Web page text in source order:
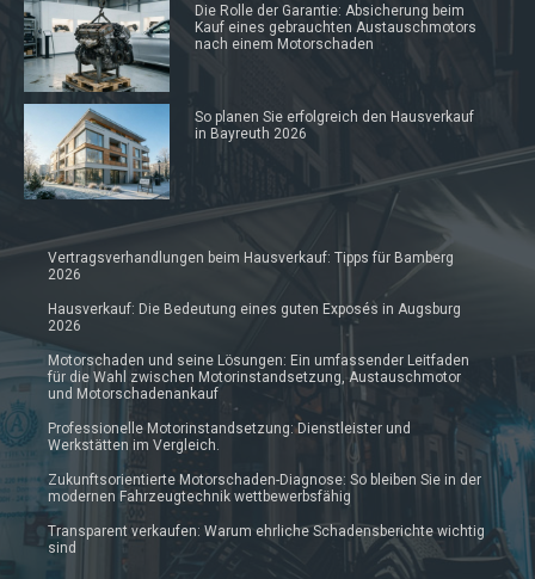
Die Rolle der Garantie: Absicherung beim
Kauf eines gebrauchten Austauschmotors
nach einem Motorschaden
So planen Sie erfolgreich den Hausverkauf
in Bayreuth 2026
Vertragsverhandlungen beim Hausverkauf: Tipps für Bamberg
2026
Hausverkauf: Die Bedeutung eines guten Exposés in Augsburg
2026
Motorschaden und seine Lösungen: Ein umfassender Leitfaden
für die Wahl zwischen Motorinstandsetzung, Austauschmotor
und Motorschadenankauf
Professionelle Motorinstandsetzung: Dienstleister und
Werkstätten im Vergleich.
Zukunftsorientierte Motorschaden-Diagnose: So bleiben Sie in der
modernen Fahrzeugtechnik wettbewerbsfähig
Transparent verkaufen: Warum ehrliche Schadensberichte wichtig
sind